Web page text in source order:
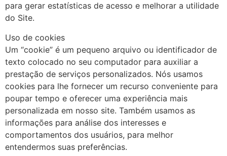
para gerar estatísticas de acesso e melhorar a utilidade
do Site.
Uso de cookies
Um “cookie” é um pequeno arquivo ou identificador de
texto colocado no seu computador para auxiliar a
prestação de serviços personalizados. Nós usamos
cookies para lhe fornecer um recurso conveniente para
poupar tempo e oferecer uma experiência mais
personalizada em nosso site. Também usamos as
informações para análise dos interesses e
comportamentos dos usuários, para melhor
entendermos suas preferências.